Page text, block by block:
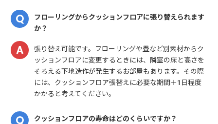
フローリングからクッションフロアに張り替えられます
か？
張り替え可能です。フローリングや畳など別素材からク
ッションフロアに変更するときには、隣室の床と高さを
そろえる下地造作が発生するお部屋もあります。その際
には、クッションフロア張替えに必要な期間＋1日程度
かかると考えてください。
クッションフロアの寿命はどのくらいですか？